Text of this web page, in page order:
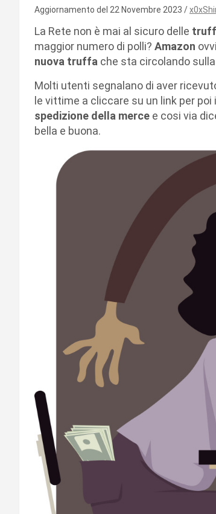
Aggiornamento del 22 Novembre 2023
La Rete non è mai al sicuro delle
maggior numero di polli? Amazon
nuova truffa che sta circolando
Molti utenti segnalano di aver
le vittime a cliccare su un link per
spedizione della merce e cosi via
bella e buona.